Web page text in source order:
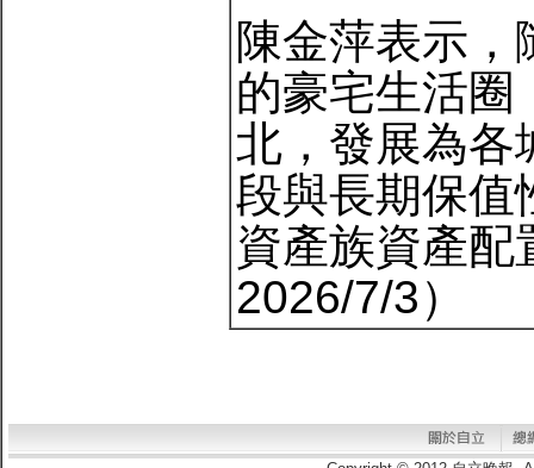
陳金萍表示
的豪宅生活圈
北，發展為各
段與長期保值
資產族資產配
2026/7/3）